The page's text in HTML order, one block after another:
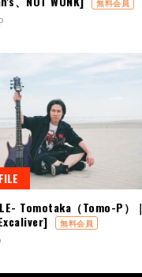
無料会員
Tomotaka（Tomo-P）｜
無料会員